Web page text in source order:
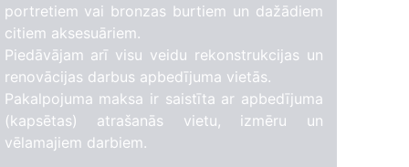
0
portretiem vai bronzas burtiem un dažādiem
citiem aksesuāriem.
Piedāvājam arī visu veidu rekonstrukcijas un
renovācijas darbus apbedījuma vietās.
Pakalpojuma maksa ir saistīta ar apbedījuma
(kapsētas) atrašanās vietu, izmēru un
vēlamajiem darbiem.